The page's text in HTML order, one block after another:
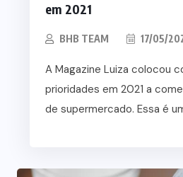
em 2021
BHB TEAM 17/05/
A Magazine Luiza colocou
prioridades em 2021 a
de supermercado. Essa é